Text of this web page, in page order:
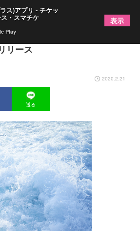
住前の未発表新曲「Over The
リース
2020.2.21
送る
ス)アプリ - チケッ
・スマチケ
Play
表示